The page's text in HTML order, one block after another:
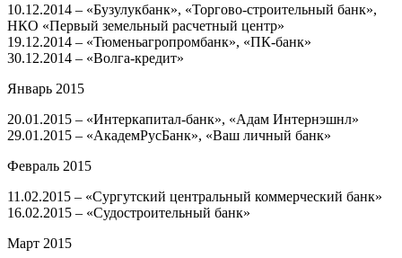
10.12.2014 – «Бузулукбанк», «Торгово-строительный банк»,
НКО «Первый земельный расчетный центр»
19.12.2014 – «Тюменьагропромбанк», «ПК-банк»
30.12.2014 – «Волга-кредит»
Январь 2015
20.01.2015 – «Интеркапитал-банк», «Адам Интернэшнл»
29.01.2015 – «АкадемРусБанк», «Ваш личный банк»
Февраль 2015
11.02.2015 – «Сургутский центральный коммерческий банк»
16.02.2015 – «Судостроительный банк»
Март 2015